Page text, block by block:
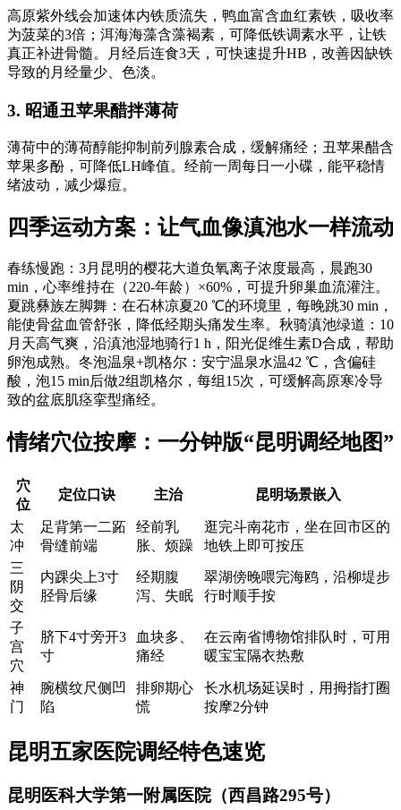
高原紫外线会加速体内铁质流失，鸭血富含血红素铁，吸收率
为菠菜的3倍；洱海海藻含藻褐素，可降低铁调素水平，让铁
真正补进骨髓。月经后连食3天，可快速提升HB，改善因缺铁
导致的月经量少、色淡。
3. 昭通丑苹果醋拌薄荷
薄荷中的薄荷醇能抑制前列腺素合成，缓解痛经；丑苹果醋含
苹果多酚，可降低LH峰值。经前一周每日一小碟，能平稳情
绪波动，减少爆痘。
四季运动方案：让气血像滇池水一样流动
春练慢跑：3月昆明的樱花大道负氧离子浓度最高，晨跑30
min，心率维持在（220-年龄）×60%，可提升卵巢血流灌注。
夏跳彝族左脚舞：在石林凉夏20 ℃的环境里，每晚跳30 min，
能使骨盆血管舒张，降低经期头痛发生率。秋骑滇池绿道：10
月天高气爽，沿滇池湿地骑行1 h，阳光促维生素D合成，帮助
卵泡成熟。冬泡温泉+凯格尔：安宁温泉水温42 ℃，含偏硅
酸，泡15 min后做2组凯格尔，每组15次，可缓解高原寒冷导
致的盆底肌痉挛型痛经。
情绪穴位按摩：一分钟版“昆明调经地图”
穴
位
定位口诀 主治 昆明场景嵌入
太
冲
足背第一二跖
骨缝前端
经前乳
胀、烦躁
逛完斗南花市，坐在回市区的
地铁上即可按压
三
阴
交
内踝尖上3寸
胫骨后缘
经期腹
泻、失眠
翠湖傍晚喂完海鸥，沿柳堤步
行时顺手按
子
宫
穴
脐下4寸旁开3
寸
血块多、
痛经
在云南省博物馆排队时，可用
暖宝宝隔衣热敷
神
门
腕横纹尺侧凹
陷
排卵期心
慌
长水机场延误时，用拇指打圈
按摩2分钟
昆明五家医院调经特色速览
昆明医科大学第一附属医院（西昌路295号）